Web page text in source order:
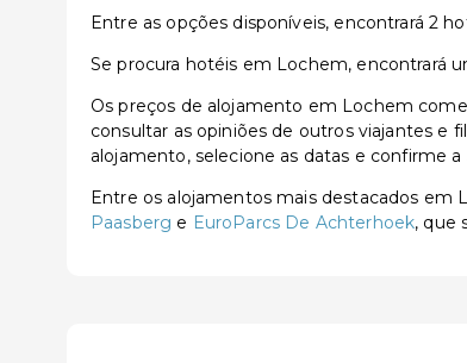
Entre as opções disponíveis, encontrará 2
Se procura hotéis em Lochem, encontrará
Os preços de alojamento em Lochem
consultar as opiniões de outros viajantes e
alojamento, selecione as datas e confirme
Entre os alojamentos mais destacados em
Paasberg e EuroParcs De Achterhoek, que